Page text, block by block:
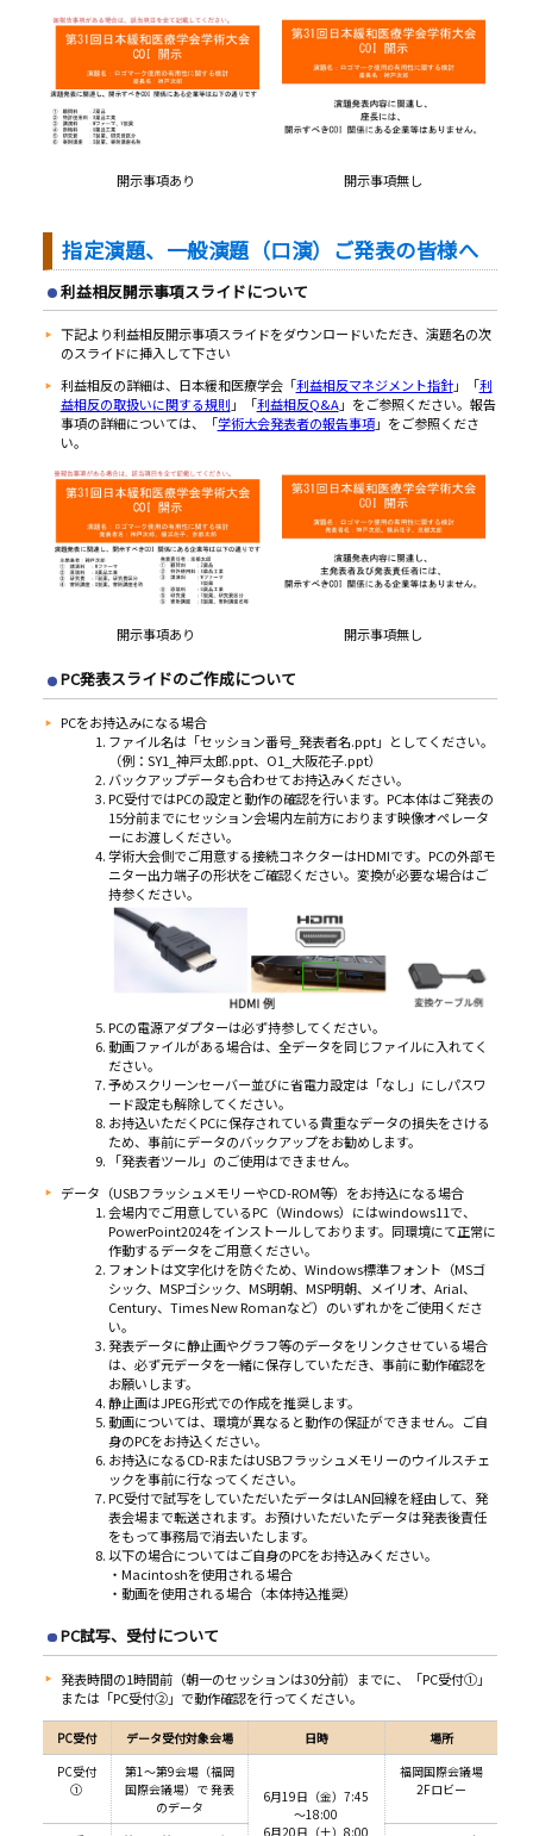
開示事項あり 開示事項無し
指定演題、一般演題（口演）ご発表の皆様へ
利益相反開示事項スライドについて
下記より利益相反開示事項スライドをダウンロードいただき、演題名の次
のスライドに挿入して下さい
利益相反の詳細は、日本緩和医療学会「利益相反マネジメント指針」「利
益相反の取扱いに関する規則 」「利益相反Q&A」をご参照ください。報告
事項の詳細については、「学術大会発表者の報告事項」をご参照くださ
い。
開示事項あり 開示事項無し
PC発表スライドのご作成について
PCをお持込みになる場合
ファイル名は「セッション番号_発表者名.ppt」としてください。
（例：SY1_神戸太郎.ppt、O1_大阪花子.ppt）
バックアップデータも合わせてお持込みください。
PC受付ではPCの設定と動作の確認を行います。PC本体はご発表の
15分前までにセッション会場内左前方におります映像オペレータ
ーにお渡しください。
学術大会側でご用意する接続コネクターはHDMIです。PCの外部モ
ニター出力端子の形状をご確認ください。変換が必要な場合はご
持参ください。
PCの電源アダプターは必ず持参してください。
動画ファイルがある場合は、全データを同じファイルに入れてく
ださい。
予めスクリーンセーバー並びに省電力設定は「なし」にしパスワ
ード設定も解除してください。
お持込いただくPCに保存されている貴重なデータの損失をさける
ため、事前にデータのバックアップをお勧めします。
「発表者ツール」のご使用はできません。
データ（USBフラッシュメモリーやCD-ROM等）をお持込になる場合
会場内でご用意しているPC（Windows）にはwindows11で、
PowerPoint2024をインストールしております。同環境にて正常に
作動するデータをご用意ください。
フォントは文字化けを防ぐため、Windows標準フォント（MSゴ
シック、MSPゴシック、MS明朝、MSP明朝、メイリオ、Arial、
Century、Times New Romanなど）のいずれかをご使用くださ
い。
発表データに静止画やグラフ等のデータをリンクさせている場合
は、必ず元データを一緒に保存していただき、事前に動作確認を
お願いします。
静止画はJPEG形式での作成を推奨します。
動画については、環境が異なると動作の保証ができません。ご自
身のPCをお持込ください。
お持込になるCD-RまたはUSBフラッシュメモリーのウイルスチェ
ックを事前に行なってください。
PC受付で試写をしていただいたデータはLAN回線を経由して、発
表会場まで転送されます。お預けいただいたデータは発表後責任
をもって事務局で消去いたします。
以下の場合についてはご自身のPCをお持込みください。
・Macintoshを使用される場合
・動画を使用される場合（本体持込推奨）
PC試写、受付について
発表時間の1時間前（朝一のセッションは30分前）までに、「PC受付①」
または「PC受付②」で動作確認を行ってください。
PC受付 データ受付対象会場 日時
場所
PC受付
①
第1～第9会場（福岡
国際会議場）で 発表
のデータ
6月19日（金）7:45
～18:00
6月20日（土）8:00
福岡国際会議場
2Fロビー